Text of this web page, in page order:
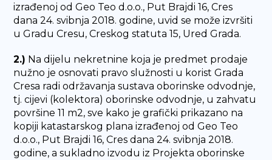
izrađenoj od Geo Teo d.o.o., Put Brajdi 16, Cres
dana 24. svibnja 2018. godine, uvid se može izvršiti
u Gradu Cresu, Creskog statuta 15, Ured Grada.
2.) Na dijelu nekretnine koja je predmet prodaje
nužno je osnovati pravo služnosti u korist Grada
Cresa radi održavanja sustava oborinske odvodnje,
tj. cijevi (kolektora) oborinske odvodnje, u zahvatu
površine 11 m2, sve kako je grafički prikazano na
kopiji katastarskog plana izrađenoj od Geo Teo
d.o.o., Put Brajdi 16, Cres dana 24. svibnja 2018.
godine, a sukladno izvodu iz Projekta oborinske